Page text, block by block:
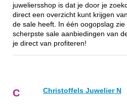
juweliersshop is dat je door je
direct een overzicht kunt krijgen
de sale heeft. In één oogopslag
scherpste sale aanbiedingen van
je direct van profiteren!
C Christoffels Juwelier N